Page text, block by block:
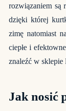
rozwiązaniem są
dzięki której
zimę natomiast
ciepłe i
znaleźć w sklepie
Jak nosić